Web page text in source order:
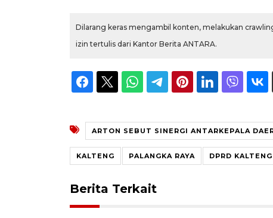
Dilarang keras mengambil konten, melakukan
izin tertulis dari Kantor Berita ANTARA.
ARTON SEBUT SINERGI ANTARKEPALA
KALTENG PALANGKA RAYA DPRD KALTENG
Berita Terkait